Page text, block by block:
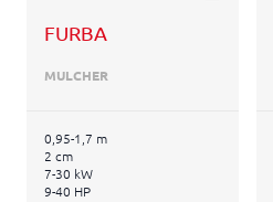
FURBA
MULCHER
0,95-1,7 m
2 cm
7-30 kW
9-40 HP